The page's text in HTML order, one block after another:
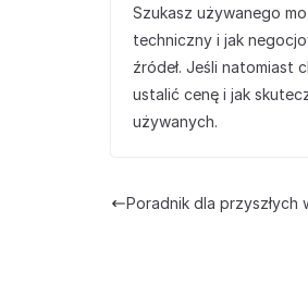
Szukasz używanego
techniczny i jak
źródeł. Jeśli
ustalić cenę i jak
używanych.
Poradnik dla przyszłych